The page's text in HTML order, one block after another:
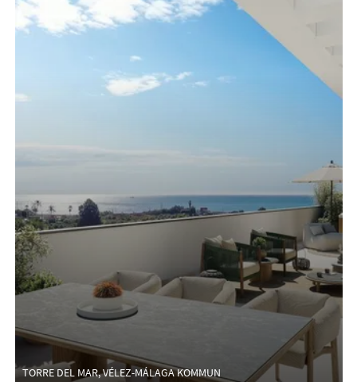
TORRE DEL MAR, VÉLEZ-MÁLAGA KOMMUN